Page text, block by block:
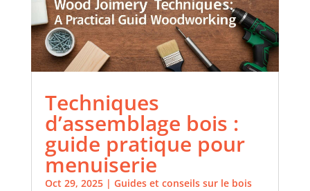
Techniques
d’assemblage bois :
guide pratique pour
menuiserie
Oct 29, 2025| Guides et conseils sur le bois